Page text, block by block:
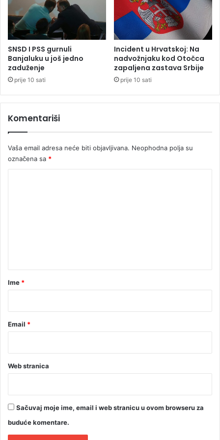
s
e
u
n
d
u
u
a
a
R
i
b
c
i
u
:
H
r
v
t
m
o
s
e
a
j
i
n
i
a
u
B
H
SNSD I PSS gurnuli
Banjaluku u još jedno
zaduženje
prije 10 sati
Incident u Hrvatskoj: Na
nadvožnjaku kod Otočca
zapaljena zastava Srbije
prije 10 sati
Komentariši
Vaša email adresa neće biti objavljivana. Neophodna polja su
označena sa *
rIme *
Email *
Web stranica
Sačuvaj moje ime, email i web stranicu u ovom browseru za
buduće komentare.